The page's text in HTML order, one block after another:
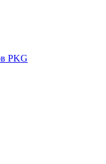
PKG